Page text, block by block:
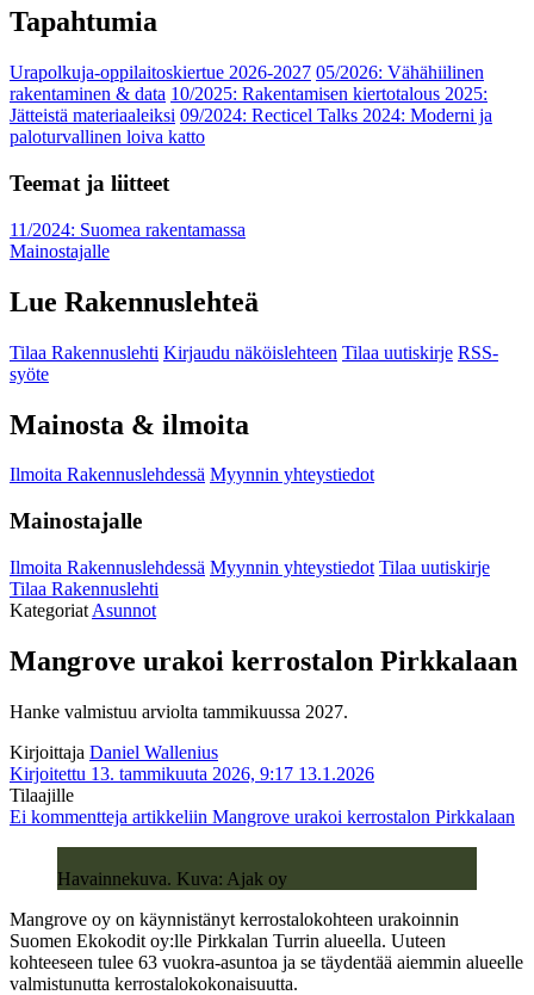
Tapahtumia
Urapolkuja-oppilaitoskiertue 2026-2027 05/2026: Vähähiilinen
rakentaminen & data 10/2025: Rakentamisen kiertotalous 2025:
Jätteistä materiaaleiksi 09/2024: Recticel Talks 2024: Moderni ja
paloturvallinen loiva katto
Teemat ja liitteet
11/2024: Suomea rakentamassa
Mainostajalle
Lue Rakennuslehteä
Tilaa Rakennuslehti Kirjaudu näköislehteen Tilaa uutiskirje RSS-
syöte
Mainosta & ilmoita
Ilmoita Rakennuslehdessä Myynnin yhteystiedot
Mainostajalle
Ilmoita Rakennuslehdessä Myynnin yhteystiedot Tilaa uutiskirje
Tilaa Rakennuslehti
Kategoriat Asunnot
Mangrove urakoi kerrostalon Pirkkalaan
Hanke valmistuu arviolta tammikuussa 2027.
Kirjoittaja Daniel Wallenius
Kirjoitettu 13. tammikuuta 2026, 9:17 13.1.2026
Tilaajille
Ei kommentteja artikkeliin Mangrove urakoi kerrostalon Pirkkalaan
Havainnekuva. Kuva: Ajak oy
Mangrove oy on käynnistänyt kerrostalokohteen urakoinnin
Suomen Ekokodit oy:lle Pirkkalan Turrin alueella. Uuteen
kohteeseen tulee 63 vuokra-asuntoa ja se täydentää aiemmin alueelle
valmistunutta kerrostalokokonaisuutta.